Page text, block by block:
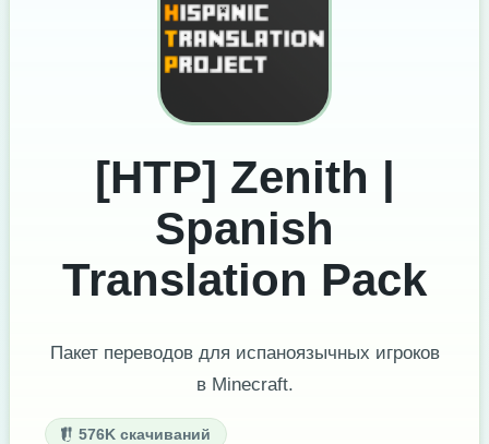
[HTP] Zenith |
Spanish
Translation Pack
Пакет переводов для испаноязычных игроков
в Minecraft.
576K скачиваний